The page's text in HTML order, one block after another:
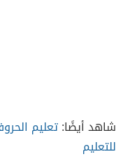
شاهد أيضًا:تعليم
للتعليم